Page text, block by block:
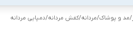
/مد و پوشاک/مردانه/کفش مردانه/دمپایی مردانه